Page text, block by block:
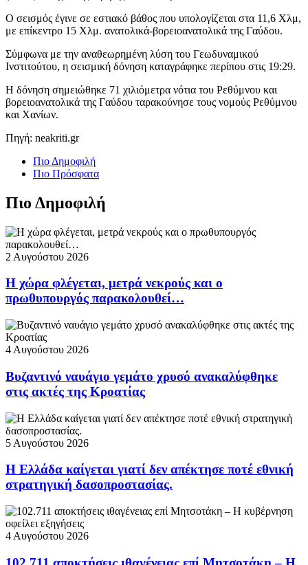
Ο σεισμός έγινε σε εστιακό βάθος που υπολογίζεται στα 11,6 Χλμ,
με επίκεντρο 15 Χλμ. ανατολικά-βορειοανατολικά της Γαύδου.
Σύμφωνα με την αναθεωρημένη λύση του Γεωδυναμικού
Ινστιτούτου, η σεισμική δόνηση καταγράφηκε περίπου στις 19:29.
Η δόνηση σημειώθηκε 71 χιλιόμετρα νότια του Ρεθύμνου και
βορειοανατολικά της Γαύδου ταρακούνησε τους νομούς Ρεθύμνου
και Χανίων.
Πηγή: neakriti.gr
Πιο Δημοφιλή
Πιο Πρόσφατα
Πιο Δημοφιλή
2 Αυγούστου 2026
Η χώρα φλέγεται, μετρά νεκρούς και ο
πρωθυπουργός παρακολουθεί…
4 Αυγούστου 2026
Βυζαντινό ναυάγιο γεμάτο χρυσό ανακαλύφθηκε
στις ακτές της Κροατίας
5 Αυγούστου 2026
Η Ελλάδα καίγεται γιατί δεν απέκτησε ποτέ εθνική
στρατηγική δασοπροστασίας.
4 Αυγούστου 2026